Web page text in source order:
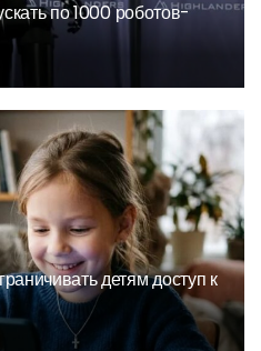
по 1000 роботов-
детям доступ к